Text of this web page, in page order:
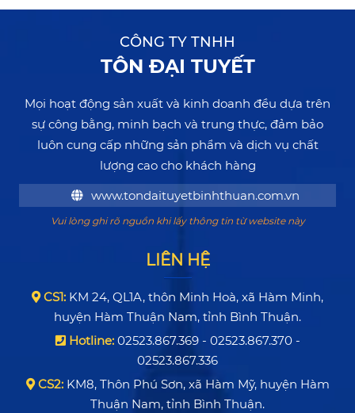
CÔNG TY TNHH
TÔN ĐẠI TUYẾT
Mọi hoạt động sản xuất và kinh doanh đều dựa trên
sự công bằng, minh bạch và trung thực, đảm bảo
luôn cung cấp những sản phẩm và dịch vụ chất
lượng cao cho khách hàng
www.tondaituyetbinhthuan.com.vn
Vui lòng ghi rõ nguồn khi lấy thông tin từ website này
LIÊN HỆ
CS1: KM 24, QL1A, thôn Minh Hoà, xã Hàm Minh,
huyện Hàm Thuận Nam, tỉnh Bình Thuận.
Hotline:02523.867.369 - 02523.867.370 -
02523.867.336
CS2:KM8, Thôn Phú Sơn, xã Hàm Mỹ, huyện Hàm
Thuận Nam, tỉnh Bình Thuận.